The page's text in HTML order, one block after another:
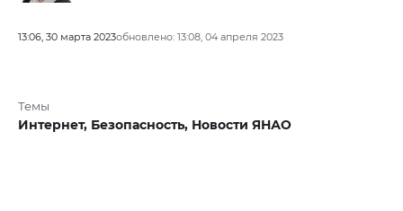
13:06, 30 марта 2023обновлено: 13:08, 04 апреля 2023
Темы
Интернет, Безопасность, Новости ЯНАО